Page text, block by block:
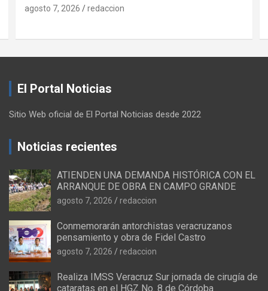
agosto 7, 2026 redaccion
El Portal Noticias
Sitio Web oficial de El Portal Noticias desde 2022
Noticias recientes
ATIENDEN UNA DEMANDA HISTÓRICA CON EL
ARRANQUE DE OBRA EN CAMPO GRANDE
agosto 7, 2026 redaccion
Conmemorarán antorchistas veracruzanos
pensamiento y obra de Fidel Castro
agosto 7, 2026 redaccion
Realiza IMSS Veracruz Sur jornada de cirugía de
cataratas en el HGZ No. 8 de Córdoba